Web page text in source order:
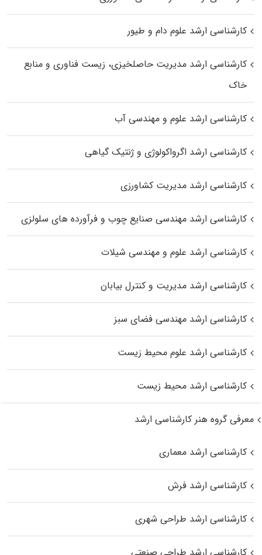
کارشناسی ارشد علوم دام و طیور
کارشناسی ارشد مدیریت حاصلخیزی، زیست فناوری و منابع
خاک
کارشناسی ارشد علوم و مهندسی آب
کارشناسی ارشد اگرواکولوژی و ژنتیک گیاهی
کارشناسی ارشد مدیریت کشاورزی
کارشناسی ارشد مهندسی صنایع چوب و فرآورده‌ های سلولزی
کارشناسی ارشد علوم و مهندسی شیلات
کارشناسی ارشد مدیریت و کنترل بیابان
کارشناسی ارشد مهندسی فضای سبز
کارشناسی ارشد علوم محیط‌ زیست
کارشناسی ارشد محیط زیست
معرفی گروه هنر کارشناسی ارشد
کارشناسی ارشد معماری
کارشناسی ارشد فرش
کارشناسی ارشد طراحی شهری